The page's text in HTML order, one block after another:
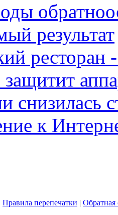
результат
снизилась
к
Правила перепечатки | Обратная